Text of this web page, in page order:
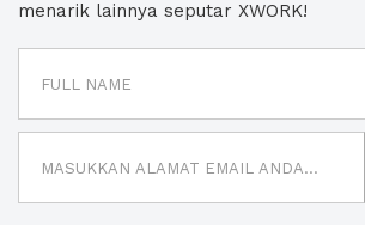
menarik lainnya seputar XWORK!